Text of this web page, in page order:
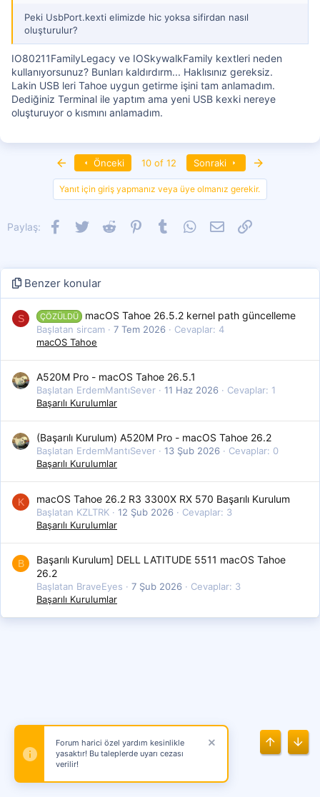
Peki UsbPort.kexti elimizde hic yoksa sifirdan nasıl
oluşturulur?
IO80211FamilyLegacy ve IOSkywalkFamily kextleri neden
kullanıyorsunuz? Bunları kaldırdırm... Haklısınız gereksiz.
Lakin USB leri Tahoe uygun getirme işini tam anlamadım.
Dediğiniz Terminal ile yaptım ama yeni USB kexki nereye
oluşturuyor o kısmını anlamadım.
First Önceki 10 of 12 Sonraki
Yanıt için giriş yapmanız veya üye olmanız gerekir.
Paylaş: Facebook
Twitter Reddit PinterestTumblr WhatsApp
E-postaLink
Benzer konular
S ÇÖZÜLDÜ macOS Tahoe 26.5.2 kernel path güncelleme
Başlatan sircam 7 Tem 2026
Cevaplar: 4
macOS Tahoe
A520M Pro - macOS Tahoe 26.5.1
Başlatan ErdemMantıSever 11 Haz 2026
Cevaplar: 1
Başarılı Kurulumlar
(Başarılı Kurulum) A520M Pro - macOS Tahoe 26.2
Başlatan ErdemMantıSever 13 Şub 2026
Cevaplar: 0
Başarılı Kurulumlar
K macOS Tahoe 26.2 R3 3300X RX 570 Başarılı Kurulum
Başlatan KZLTRK 12 Şub 2026
Cevaplar: 3
Başarılı Kurulumlar
B
Başarılı Kurulum] DELL LATITUDE 5511 macOS Tahoe
26.2
Başlatan BraveEyes 7 Şub 2026
Cevaplar: 3
Başarılı Kurulumlar
Üst Alt